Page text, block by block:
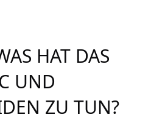
HAT DAS
UND
ZU TUN?